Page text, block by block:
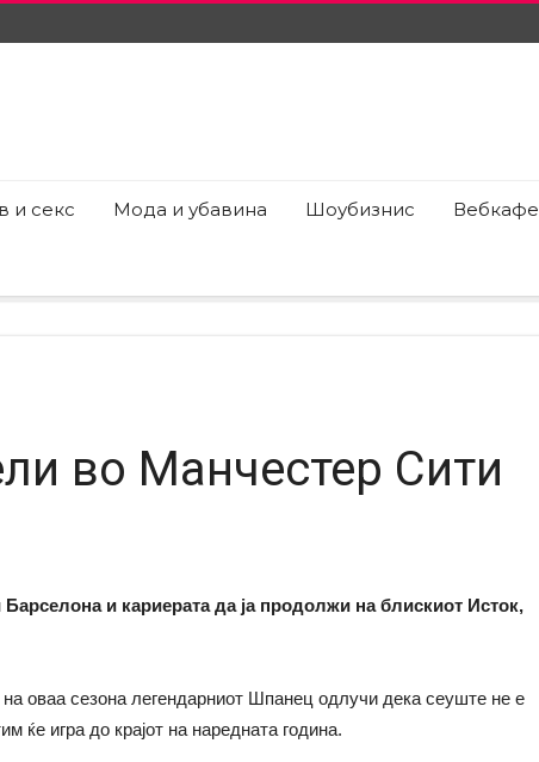
и секс Мода и убавина Шоубизнис Вебкафе
во Манчестер Сити
и кариерата да ја продолжи на блискиот Исток,
оваа сезона легендарниот Шпанец одлучи дека сеуште не е
ќе игра до крајот на наредната година.